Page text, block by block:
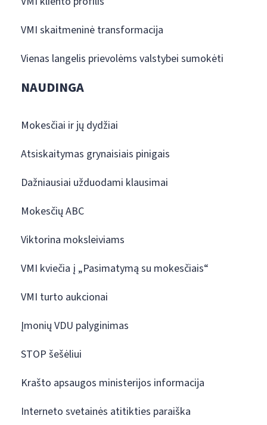
VMI skaitmeninė transformacija
Vienas langelis prievolėms valstybei sumokėti
NAUDINGA
Mokesčiai ir jų dydžiai
Atsiskaitymas grynaisiais pinigais
Dažniausiai užduodami klausimai
Mokesčių ABC
Viktorina moksleiviams
VMI kviečia į „Pasimatymą su mokesčiais“
VMI turto aukcionai
Įmonių VDU palyginimas
STOP šešėliui
Krašto apsaugos ministerijos informacija
Interneto svetainės atitikties paraiška